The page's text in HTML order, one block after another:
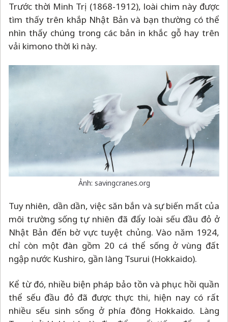
Trước thời Minh Trị (1868-1912), loài chim này được
tìm thấy trên khắp Nhật Bản và bạn thường có thể
nhìn thấy chúng trong các bản in khắc gỗ hay trên
vải kimono thời kì này.
Ảnh: savingcranes.org
Tuy nhiên, dần dần, việc săn bắn và sự biến mất của
môi trường sống tự nhiên đã đẩy loài sếu đầu đỏ ở
Nhật Bản đến bờ vực tuyệt chủng. Vào năm 1924,
chỉ còn một đàn gồm 20 cá thể sống ở vùng đất
ngập nước Kushiro, gần làng Tsurui (Hokkaido).
Kể từ đó, nhiều biện pháp bảo tồn và phục hồi quần
thể sếu đầu đỏ đã được thực thi, hiện nay có rất
nhiều sếu sinh sống ở phía đông Hokkaido. Làng